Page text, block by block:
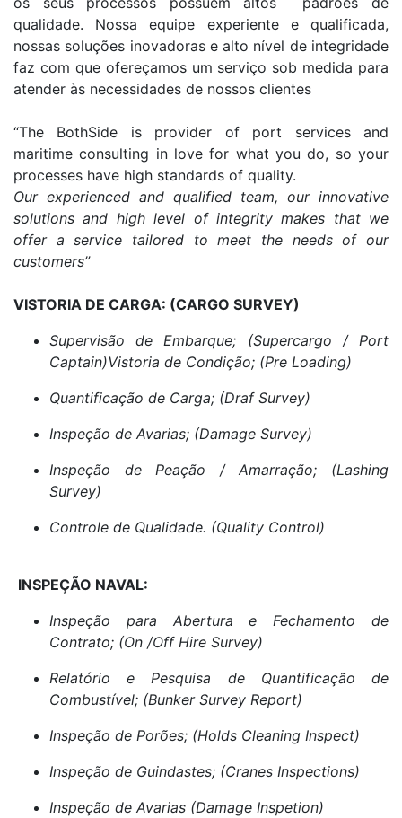
qualidade. Nossa equipe experiente e qualificada,
nossas soluções inovadoras e alto nível de integridade
faz com que ofereçamos um serviço sob medida para
atender às necessidades de nossos clientes
“The BothSide is provider of port services and
maritime consulting in love for what you do, so your
processes have high standards of quality.
Our experienced and qualified team, our innovative
solutions and high level of integrity makes that we
offer a service tailored to meet the needs of our
customers”
VISTORIA DE CARGA: (CARGO SURVEY)
Supervisão de Embarque; (Supercargo / Port
Captain)Vistoria de Condição; (Pre Loading)
Quantificação de Carga; (Draf Survey)
Inspeção de Avarias; (Damage Survey)
Inspeção de Peação / Amarração; (Lashing
Survey)
Controle de Qualidade. (Quality Control)
INSPEÇÃO NAVAL:
Inspeção para Abertura e Fechamento de
Contrato; (On /Off Hire Survey)
Relatório e Pesquisa de Quantificação de
Combustível; (Bunker Survey Report)
Inspeção de Porões; (Holds Cleaning Inspect)
Inspeção de Guindastes; (Cranes Inspections)
Inspeção de Avarias (Damage Inspetion)